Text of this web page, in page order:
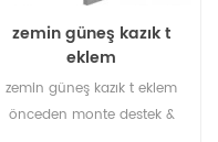
zemin güneş kazık t
eklem
zemin güneş kazık t eklem
önceden monte destek &